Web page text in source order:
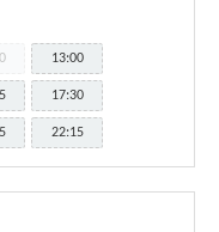
13:00
17:30
22:15